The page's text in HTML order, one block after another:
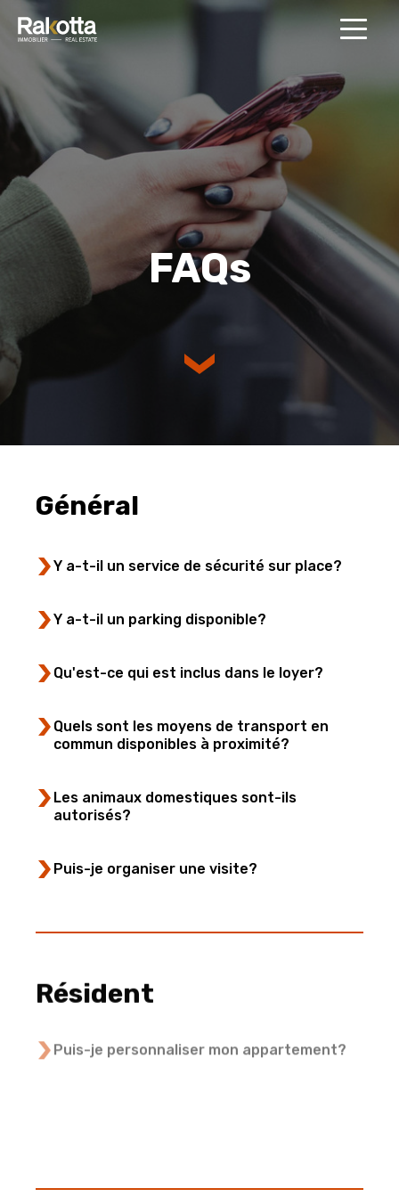
MENU
FAQs
Général
Y a-t-il un service de sécurité sur place?
Y a-t-il un parking disponible?
Qu'est-ce qui est inclus dans le loyer?
Quels sont les moyens de transport en
commun disponibles à proximité?
Les animaux domestiques sont-ils
autorisés?
Puis-je organiser une visite?
Résident
Puis-je personnaliser mon appartement?